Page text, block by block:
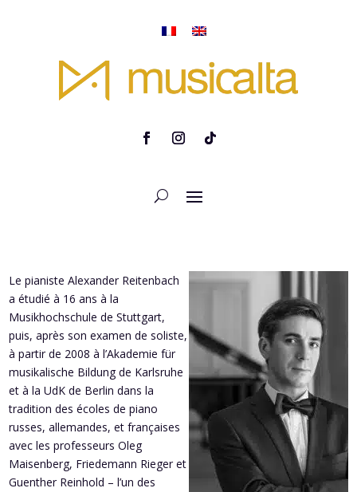
Le pianiste Alexander Reitenbach
a étudié à 16 ans à la
Musikhochschule de Stuttgart,
puis, après son examen de soliste,
à partir de 2008 à l’Akademie für
musikalische Bildung de Karlsruhe
et à la UdK de Berlin dans la
tradition des écoles de piano
russes, allemandes, et françaises
avec les professeurs Oleg
Maisenberg, Friedemann Rieger et
Guenther Reinhold – l’un des